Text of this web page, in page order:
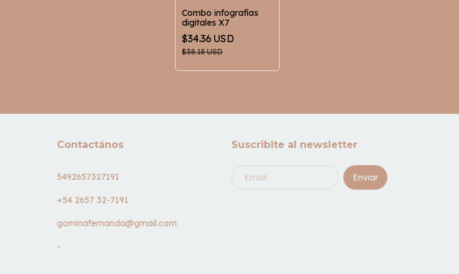
Combo infografías
digitales X7
$34.36 USD
$38.18 USD
Contactános
5492657327191
+54 2657 32-7191
gominafernanda@gmail.com
-
Suscribite al newsletter